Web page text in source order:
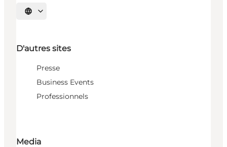
Choisissez la langue
D'autres sites
Presse
Business Events
Professionnels
Media